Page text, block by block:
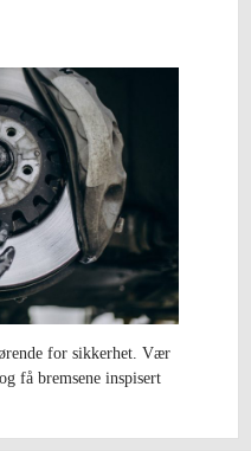
for sikkerhet. Vær
få bremsene inspisert